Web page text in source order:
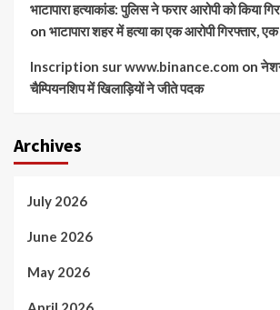
भाटापारा हत्याकांड: पुलिस ने फरार आरोपी को किया
on भाटापारा शहर में हत्या का एक आरोपी गिरफ्तार,
Inscription sur www.binance.com on
चैम्पियनशिप में खिलाड़ियों ने जीते पदक
Archives
July 2026
June 2026
May 2026